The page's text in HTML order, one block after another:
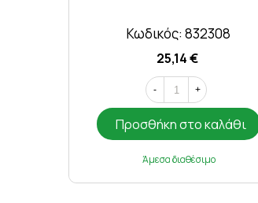
Κωδικός: 832308
25,14 €
- +
Προσθήκη στο καλάθι
Άμεσα διαθέσιμο